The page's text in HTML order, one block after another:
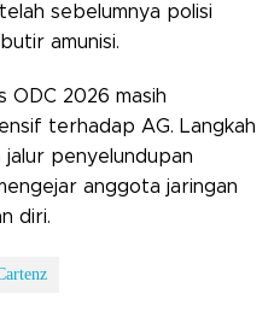
sebelumnya polisi
amunisi.
ODC 2026 masih
terhadap AG. Langkah
jalur penyelundupan
anggota jaringan
diri.